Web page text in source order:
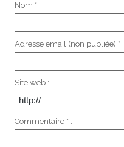
Nom * :
Adresse email (non publiée) * :
Site web :
Commentaire * :